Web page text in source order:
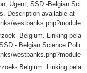
Ugent, SSD -Belgian
Description available at
Belgium. Linking
- Belgian Science Policy.
Belgium. Linking